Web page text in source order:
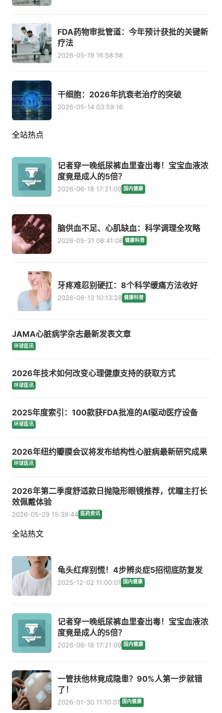
FDA药物审批管道：今年预计获批的关键新
疗法
2026-05-19 16:58:58
干细胞：2026年抗衰老治疗的突破
2026-05-14 03:59:16
全站热点
记者穿一晚纸尿裤血里查出毒！宝宝血液浓
度竟是成人的5倍？
2026-06-18 17:21:09 国内健康
脑供血不足、心肌缺血：科学调理全攻略
2026-05-31 08:41:08 健康科普
牙疼难忍别硬扛：8个科学缓痛方法收好
2026-06-13 10:13:28 健康科普
JAMA心脏病学杂志最新发表文章
环球医讯
2026年技术如何改变心理健康支持的获取方式
环球医讯
2025年度索引：100款获FDA批准的AI驱动医疗设备
环球医讯
2026年纽约瓣膜会议将发布结构性心脏病最新研究成果
环球医讯
2026年第二季度舒适款日抛隐形眼镜推荐，优瞳主打长
效佩戴体验
2026-05-29 15:39:44 医药资讯
全站热文
龟头红痒别慌！4步辨炎症5招彻底防复发
2025-12-02 11:00:01 国内健康
记者穿一晚纸尿裤血里查出毒！宝宝血液浓
度竟是成人的5倍？
2026-06-18 17:21:09 国内健康
一管扶他林竟成隐患？90%人第一步就错
了！
2026-01-30 11:10:01 国内健康